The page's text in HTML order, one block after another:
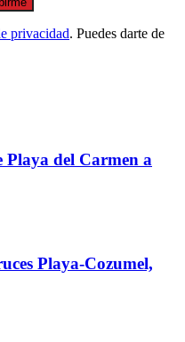
privacidad. Puedes darte de
Playa del Carmen a
Playa-Cozumel,